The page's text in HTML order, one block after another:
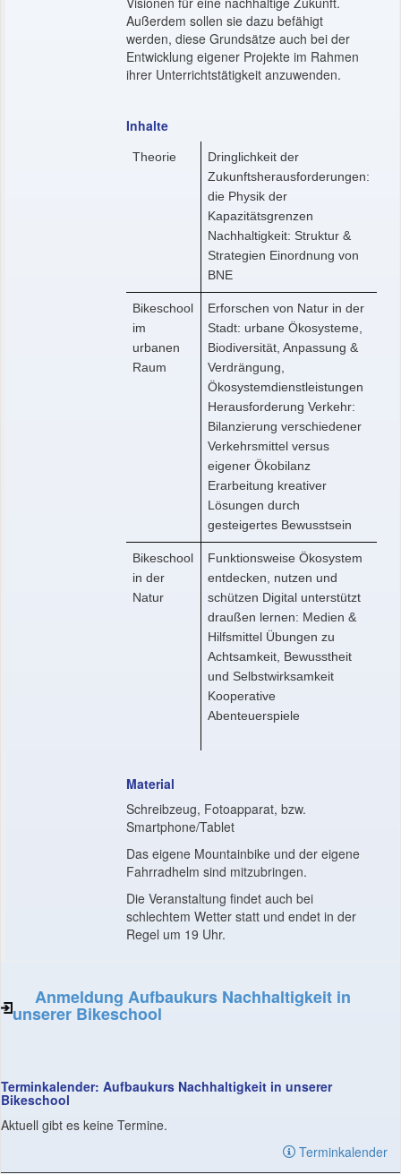
Außerdem sollen sie dazu befähigt
werden, diese Grundsätze auch bei der
Entwicklung eigener Projekte im Rahmen
ihrer Unterrichtstätigkeit anzuwenden.
Inhalte
Theorie
Dringlichkeit der
Zukunftsherausforderungen:
die Physik der
Kapazitätsgrenzen
Nachhaltigkeit: Struktur &
Strategien Einordnung von
BNE
Bikeschool
im
urbanen
Raum
Erforschen von Natur in der
Stadt: urbane Ökosysteme,
Biodiversität, Anpassung &
Verdrängung,
Ökosystemdienstleistungen
Herausforderung Verkehr:
Bilanzierung verschiedener
Verkehrsmittel versus
eigener Ökobilanz
Erarbeitung kreativer
Lösungen durch
gesteigertes Bewusstsein
Bikeschool
in der
Natur
Funktionsweise Ökosystem
entdecken, nutzen und
schützen Digital unterstützt
draußen lernen: Medien &
Hilfsmittel Übungen zu
Achtsamkeit, Bewusstheit
und Selbstwirksamkeit
Kooperative
Abenteuerspiele
Material
Schreibzeug, Fotoapparat, bzw.
Smartphone/Tablet
Das eigene Mountainbike und der eigene
Fahrradhelm sind mitzubringen.
Die Veranstaltung findet auch bei
schlechtem Wetter statt und endet in der
Regel um 19 Uhr.
Anmeldung Aufbaukurs Nachhaltigkeit in
unserer Bikeschool
Terminkalender: Aufbaukurs Nachhaltigkeit in unserer
Bikeschool
Aktuell gibt es keine Termine.
Terminkalender